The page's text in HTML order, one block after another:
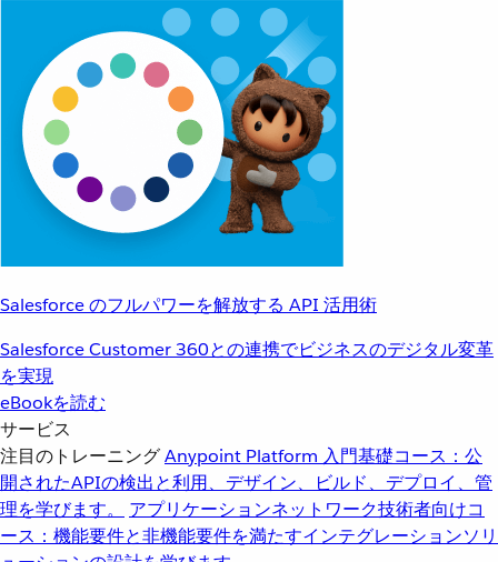
Salesforce のフルパワーを解放する API 活用術
Salesforce Customer 360との連携でビジネスのデジタル変革
を実現
eBookを読む
サービス
注目のトレーニングAnypoint Platform 入門基礎コース：公
開されたAPIの検出と利用、デザイン、ビルド、デプロイ、管
理を学びます。
アプリケーションネットワーク技術者向けコ
ース：機能要件と非機能要件を満たすインテグレーションソリ